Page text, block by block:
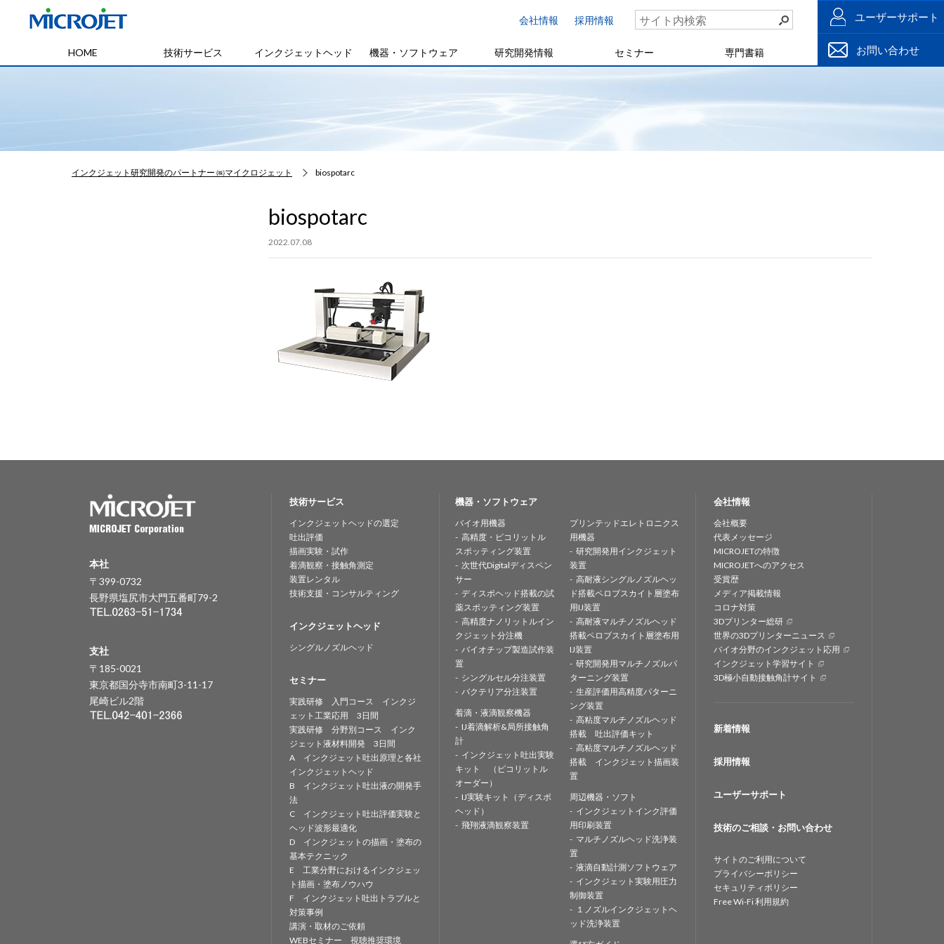
会社情報 採用情報
HOME 技術サービス インクジェットヘッド 機器・ソフトウェア 研究開発情報 セミナー 専門書籍
ユーザーサポート
お問い合わせ
インクジェット研究開発のパートナー ㈱マイクロジェット biospotarc
biospotarc
2022.07.08
本社
〒399-0732
長野県塩尻市大門五番町79-2
支社
〒185-0021
東京都国分寺市南町3-11-17
尾崎ビル2階
技術サービス
インクジェットヘッドの選定
吐出評価
描画実験・試作
着滴観察・接触角測定
装置レンタル
技術支援・コンサルティング
インクジェットヘッド
シングルノズルヘッド
セミナー
実践研修 入門コース インクジ
ェット工業応用 3日間
実践研修 分野別コース インク
ジェット液材料開発 3日間
A インクジェット吐出原理と各社
インクジェットヘッド
B インクジェット吐出液の開発手
法
C インクジェット吐出評価実験と
ヘッド波形最適化
D インクジェットの描画・塗布の
基本テクニック
E 工業分野におけるインクジェッ
ト描画・塗布ノウハウ
F インクジェット吐出トラブルと
対策事例
講演・取材のご依頼
WEBセミナー 視聴推奨環境
機器・ソフトウェア
バイオ用機器
高精度・ピコリットル
スポッティング装置
次世代Digitalディスペン
サー
ディスポヘッド搭載の試
薬スポッティング装置
高精度ナノリットルイン
クジェット分注機
バイオチップ製造試作装
置
シングルセル分注装置
バクテリア分注装置
着滴・液滴観察機器
IJ着滴解析&局所接触角
計
インクジェット吐出実験
キット （ピコリットル
オーダー）
IJ実験キット（ディスポ
ヘッド）
飛翔液滴観察装置
プリンテッドエレトロニクス
用機器
研究開発用インクジェット
装置
高耐液シングルノズルヘッ
ド搭載ペロブスカイト層塗布
用IJ装置
高耐液マルチノズルヘッド
搭載ペロブスカイト層塗布用
IJ装置
研究開発用マルチノズルパ
ターニング装置
生産評価用高精度パターニ
ング装置
高粘度マルチノズルヘッド
搭載 吐出評価キット
高粘度マルチノズルヘッド
搭載 インクジェット描画装
置
周辺機器・ソフト
インクジェットインク評価
用印刷装置
マルチノズルヘッド洗浄装
置
液滴自動計測ソフトウェア
インクジェット実験用圧力
制御装置
１ノズルインクジェットヘ
ッド洗浄装置
会社情報
会社概要
代表メッセージ
MICROJETの特徴
MICROJETへのアクセス
受賞歴
メディア掲載情報
コロナ対策
3Dプリンター総研
世界の3Dプリンターニュース
バイオ分野のインクジェット応用
インクジェット学習サイト
3D極小自動接触角計サイト
新着情報
採用情報
ユーザーサポート
技術のご相談・お問い合わせ
サイトのご利用について
プライバシーポリシー
セキュリティポリシー
Free Wi-Fi 利用規約